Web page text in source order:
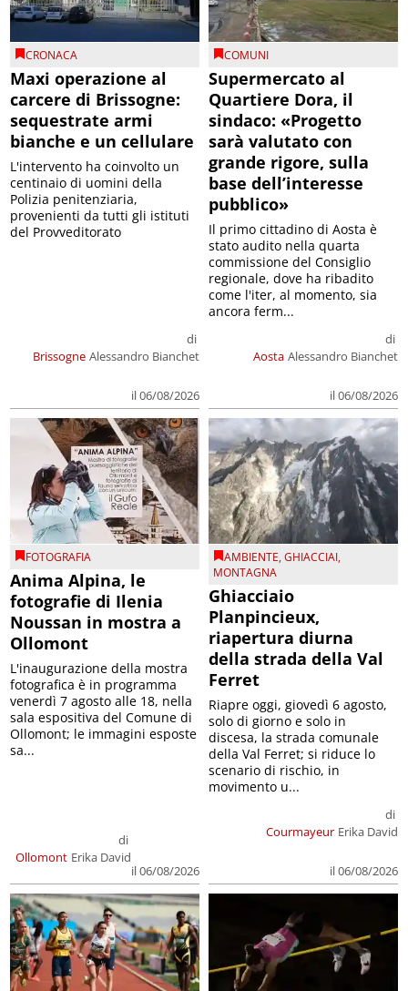
CRONACA
Maxi operazione al
carcere di Brissogne:
sequestrate armi
bianche e un cellulare
Brissogne
di
Alessandro Bianchet
il 06/08/2026
L'intervento ha coinvolto un
centinaio di uomini della
Polizia penitenziaria,
provenienti da tutti gli istituti
del Provveditorato
COMUNI
Supermercato al
Quartiere Dora, il
sindaco: «Progetto
sarà valutato con
grande rigore, sulla
base dell’interesse
pubblico»
Aosta
di
Alessandro Bianchet
il 06/08/2026
Il primo cittadino di Aosta è
stato audito nella quarta
commissione del Consiglio
regionale, dove ha ribadito
come l'iter, al momento, sia
ancora ferm...
FOTOGRAFIA
Anima Alpina, le
fotografie di Ilenia
Noussan in mostra a
Ollomont
Ollomont
di
Erika David
il 06/08/2026
L'inaugurazione della mostra
fotografica è in programma
venerdì 7 agosto alle 18, nella
sala espositiva del Comune di
Ollomont; le immagini esposte
sa...
AMBIENTE,GHIACCIAI,
MONTAGNA
Ghiacciaio
Planpincieux,
riapertura diurna
della strada della Val
Ferret
Courmayeur
di
Erika David
il 06/08/2026
Riapre oggi, giovedì 6 agosto,
solo di giorno e solo in
discesa, la strada comunale
della Val Ferret; si riduce lo
scenario di rischio, in
movimento u...